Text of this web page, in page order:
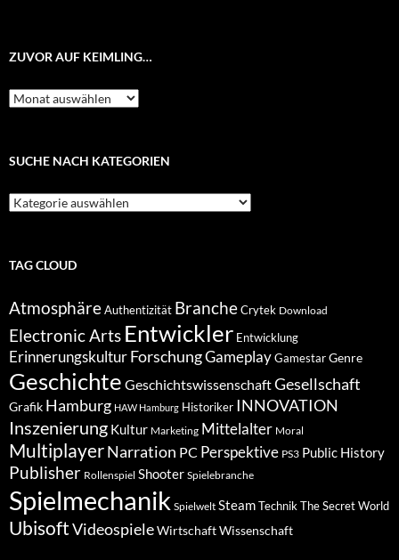
ZUVOR AUF KEIMLING…
Zuvor
auf
SUCHE NACH KATEGORIEN
Suche
nach
TAG CLOUD
Atmosphäre Authentizität Branche Crytek Download
Electronic Arts Entwickler Entwicklung
Erinnerungskultur ForschungGameplay Gamestar Genre
Geschichte GeschichtswissenschaftGesellschaft
Grafik Hamburg HAW Hamburg Historiker INNOVATION
Inszenierung Kultur Marketing Mittelalter Moral
MultiplayerNarration PC Perspektive PS3 Public History
Publisher Rollenspiel Shooter Spielebranche
Spielmechanik Spielwelt Steam Technik The Secret World
UbisoftVideospieleWirtschaftWissenschaft